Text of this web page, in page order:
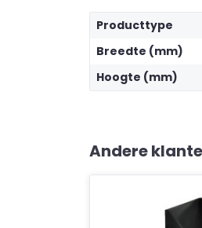
Producttype
Breedte (mm)
Hoogte (mm)
Andere